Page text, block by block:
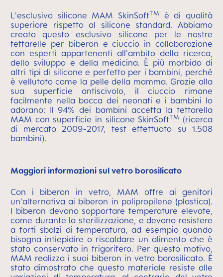
L'esclusivo silicone MAM SkinSoftTM
è di qualità
superiore rispetto al silicone standard. Abbiamo
creato questo esclusivo silicone per le nostre
tettarelle per biberon e ciuccio in collaborazione
con esperti appartenenti all'ambito della ricerca,
dello sviluppo e della medicina. È più morbido di
altri tipi di silicone e perfetto per i bambini, perché
è vellutato come la pelle della mamma. Grazie alla
sua superficie antiscivolo, il ciuccio rimane
facilmente nella bocca dei neonati e i bambini lo
adorano: Il 94% dei bambini accetta la tettarella
MAM con superficie in silicone SkinSoftTM (ricerca
di mercato 2009-2017, test effettuato su 1.508
bambini).
Maggiori informazioni sul vetro borosilicato
Con i biberon in vetro, MAM offre ai genitori
un'alternativa ai biberon in polipropilene (plastica).
I biberon devono sopportare temperature elevate,
come durante la sterilizzazione, e devono resistere
a forti sbalzi di temperatura, ad esempio quando
bisogna intiepidire o riscaldare un alimento che è
stato conservato in frigorifero. Per questo motivo,
MAM realizza i suoi biberon in vetro borosilicato. È
stato dimostrato che questo materiale resiste alle